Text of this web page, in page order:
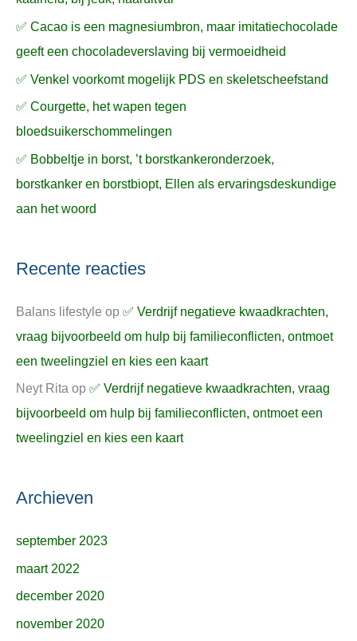
✅ Cacao is een magnesiumbron, maar imitatiechocolade
geeft een chocoladeverslaving bij vermoeidheid
✅ Venkel voorkomt mogelijk PDS en skeletscheefstand
✅ Courgette, het wapen tegen
bloedsuikerschommelingen
✅ Bobbeltje in borst, ’t borstkankeronderzoek,
borstkanker en borstbiopt, Ellen als ervaringsdeskundige
aan het woord
Recente reacties
Balans lifestyle op ✅ Verdrijf negatieve kwaadkrachten,
vraag bijvoorbeeld om hulp bij familieconflicten, ontmoet
een tweelingziel en kies een kaart
Neyt Rita op ✅ Verdrijf negatieve kwaadkrachten, vraag
bijvoorbeeld om hulp bij familieconflicten, ontmoet een
tweelingziel en kies een kaart
Archieven
september 2023
maart 2022
december 2020
november 2020